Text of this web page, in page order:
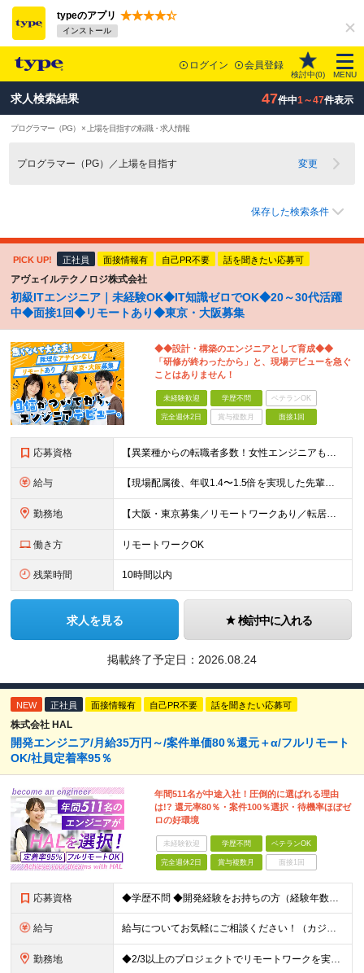
typeのアプリ
インストール
ログイン 会員登録
検討中(0) MENU
求人検索結果 47件中1～47件表示
プログラマー（PG） × 上場を目指すの転職・求人情報
プログラマー（PG）／上場を目指す 変更
保存した検索条件
PICK UP! 正社員 面接情報有 自己PR不要 話を聞きたい応募可
アヴェイルテクノロジ株式会社
初級ITエンジニア｜未経験OK◆IT知識ゼロでOK◆20～30代活躍
中◆面接1回◆リモートあり◆東京・大阪募集
◆◆設計・構築のエンジニアとして育成◆◆
「研修が終わったから」と、現場デビューを急ぐ
ことはありません！
未経験歓迎 学歴不問 ベテランOK
完全週休2日 賞与複数月 面接1回
応募資格 【異業種からの転職者多数！女性エンジニアも活躍中】 ◆学歴不問 ◆未経験OK ≪こんな方を歓迎しています≫ ◎未経験から成長できる環境で活躍したい方 ◎大学やスクールでIT系のスキルを学んだことのあ
給与 【現場配属後、年収1.4〜1.5倍を実現した先輩も！残業代全額支給】 ◆給与は経験やスキルに応じて決定します ◆年俸制250万円～350万円（1/12を月々支給） ≪年収UPの例≫ ◎飲食業からのキ
勤務地 【大阪・東京募集／リモートワークあり／転居を伴う転勤なし】 東京本社、大阪事務所、または東京23区内・関西（大阪・兵庫）の各クライアント先勤務 ◆入社後、約1年間はクライアント先ではなく 自社内（東
働き方 リモートワークOK
残業時間 10時間以内
求人を見る 検討中に入れる
掲載終了予定日： 2026.08.24
NEW 正社員 面接情報有 自己PR不要 話を聞きたい応募可
株式会社 HAL
開発エンジニア/月給35万円～/案件単価80％還元＋α/フルリモート
OK/社員定着率95％
年間511名が中途入社！圧倒的に選ばれる理由
は!? 還元率80％・案件100％選択・待機率ほぼゼ
ロの好環境
未経験歓迎 学歴不問 ベテランOK
完全週休2日 賞与複数月 面接1回
応募資格 ◆学歴不問 ◆開発経験をお持ちの方（経験年数不問） ＜こんな方は大歓迎！＞ ◎今の収入をもっと増やしたい ◎もっと上流の案件で活躍したい ◎将来のキャリアにつながる案件に携わりたい ◎自分のやりたい
給与 給与についてお気軽にご相談ください！（カジュアル面談可能） 月給35万円～＋各種手当＋賞与2回 ※固定残業代は、時間外労働の有無に関わらず40時間分を87,500円～支給 ※超過分は別途支給 ※試用
勤務地 ◆2/3以上のプロジェクトでリモートワークを実施中！ ≪自社拠点≫ ・東京本社／東京都千代田区丸の内二丁目6番1号 丸の内パークビルディング6階 ・関西支社／⼤阪府⼤阪市中央区安⼟町2-3-13 ⼤